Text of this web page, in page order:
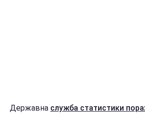
Державна служба статистики